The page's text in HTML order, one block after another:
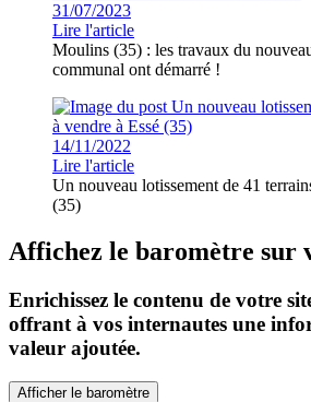
31/07/2023
Lire l'article
Moulins (35) : les travaux du
communal ont démarré !
14/11/2022
Lire l'article
Un nouveau lotissement de 41
(35)
Affichez le baromètre sur
Enrichissez le contenu de votre
offrant à vos internautes une
valeur ajoutée.
Afficher le baromètre